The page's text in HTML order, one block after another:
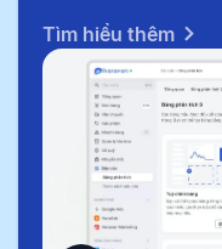
Tìm hiểu thêm